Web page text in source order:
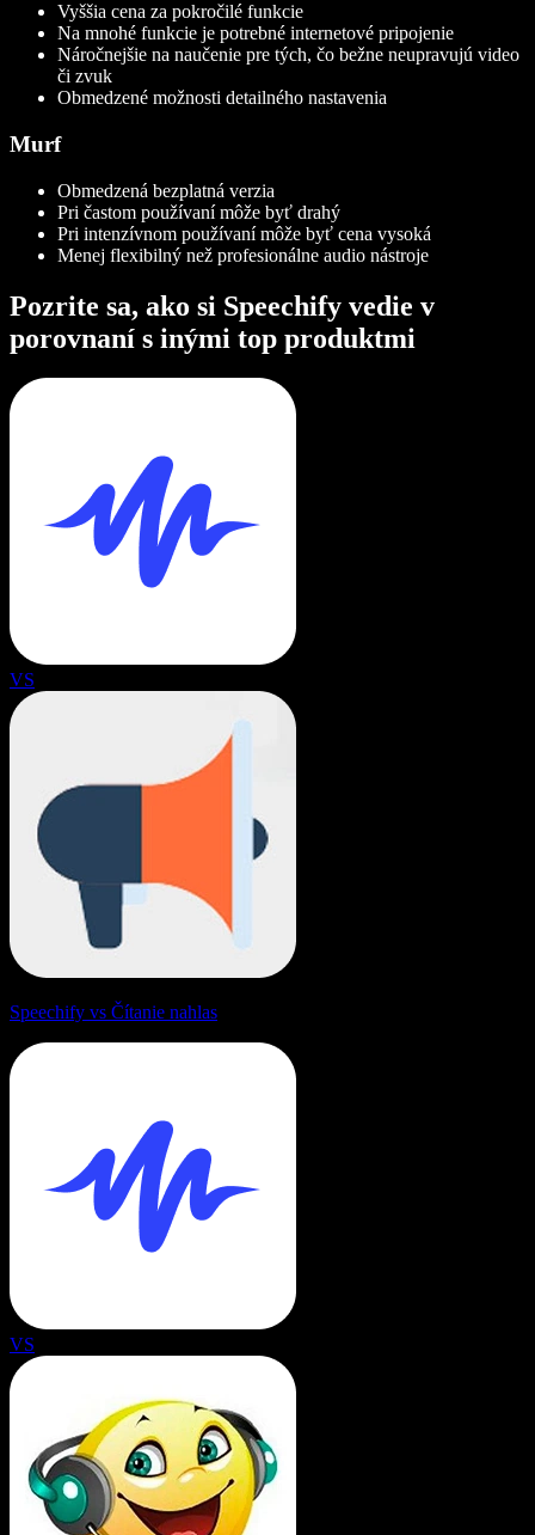
Vyššia cena za pokročilé funkcie
Na mnohé funkcie je potrebné internetové pripojenie
Náročnejšie na naučenie pre tých, čo bežne neupravujú video
či zvuk
Obmedzené možnosti detailného nastavenia
Murf
Obmedzená bezplatná verzia
Pri častom používaní môže byť drahý
Pri intenzívnom používaní môže byť cena vysoká
Menej flexibilný než profesionálne audio nástroje
Pozrite sa, ako si Speechify vedie v
porovnaní s inými top produktmi
VS
Speechify vs Čítanie nahlas
VS